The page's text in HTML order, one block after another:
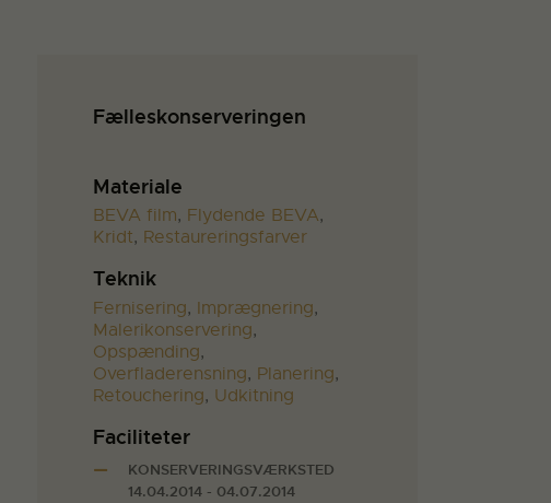
Fælleskonserveringen
Materiale
BEVA film, Flydende BEVA,
Kridt, Restaureringsfarver
Teknik
Fernisering, Imprægnering,
Malerikonservering,
Opspænding,
Overfladerensning, Planering,
Retouchering, Udkitning
Faciliteter
KONSERVERINGSVÆRKSTED
14.04.2014 - 04.07.2014